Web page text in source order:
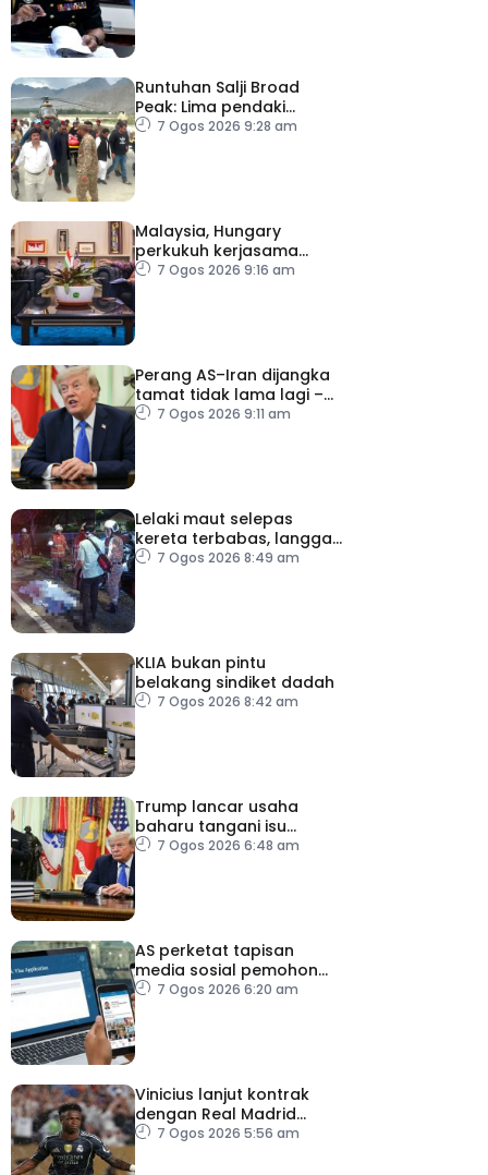
Runtuhan Salji Broad
Peak: Lima pendaki
terkorban diberi
7 Ogos 2026 9:28 am
Malaysia, Hungary
perkukuh kerjasama
sektor pertanian
7 Ogos 2026 9:16 am
Perang AS–Iran dijangka
tamat tidak lama lagi –
Trump
7 Ogos 2026 9:11 am
Lelaki maut selepas
kereta terbabas, langgar
pokok7 Ogos 2026 8:49 am
KLIA bukan pintu
belakang sindiket dadah
7 Ogos 2026 8:42 am
Trump lancar usaha
baharu tangani isu
kelahiran ketika
7 Ogos 2026 6:48 am
AS perketat tapisan
media sosial pemohon
visa7 Ogos 2026 6:20 am
Vinicius lanjut kontrak
dengan Real Madrid
hingga 2032
7 Ogos 2026 5:56 am